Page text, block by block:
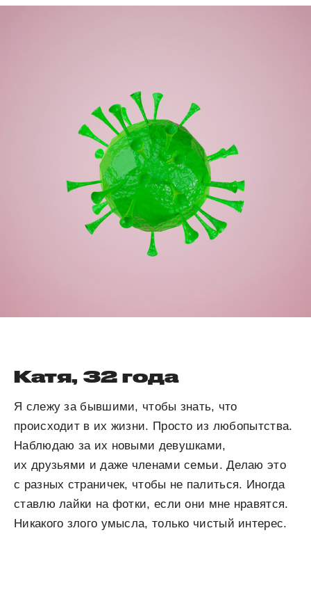
Катя, 32 года
Я слежу за бывшими, чтобы знать, что
происходит в их жизни. Просто из любопытства.
Наблюдаю за их новыми девушками,
их друзьями и даже членами семьи. Делаю это
с разных страничек, чтобы не палиться. Иногда
ставлю лайки на фотки, если они мне нравятся.
Никакого злого умысла, только чистый интерес.